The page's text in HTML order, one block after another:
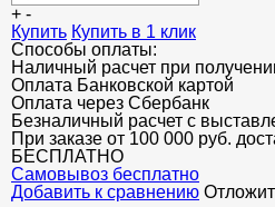
ПОТОЛКИ
АКЦИИ
НЕДОРОГОЙ МЕТАЛЛОПРОКАТ
+ -
Купить Купить в 1 клик
Способы оплаты:
Наличный расчет при
Оплата Банковской картой
Оплата через Сбербанк
Безналичный расчет с
При заказе от 100 000 руб.
БЕСПЛАТНО
Cамовывоз бесплатно
Добавить к сравнению